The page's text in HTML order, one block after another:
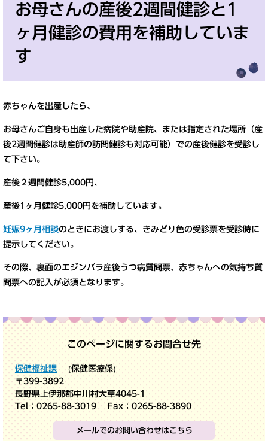
お母さんの産後2週間健診と1
ヶ月健診の費用を補助していま
す
赤ちゃんを出産したら、
お母さんご自身も出産した病院や助産院、または指定された場所（産
後2週間健診は助産師の訪問健診も対応可能）での産後健診を受診し
て下さい。
産後２週間健診5,000円、
産後1ヶ月健診5,000円を補助しています。
妊娠9ヶ月相談のときにお渡しする、きみどり色の受診票を受診時に
提示してください。
その際、裏面のエジンバラ産後うつ病質問票、赤ちゃんへの気持ち質
問票への記入が必須となります。
このページに関するお問合せ先
保健福祉課
保健医療係
〒399-3892
長野県上伊那郡中川村大草4045-1
Tel：0265-88-3019
Fax：0265-88-3890
メールでのお問い合わせはこちら